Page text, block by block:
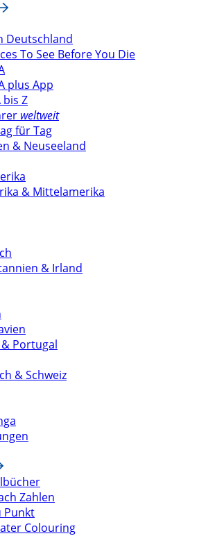
Deutschland
To See Before You Die
plus App
bis Z
weltweit
für Tag
& Neuseeland
& Mittelamerika
& Irland
Portugal
& Schweiz
Zahlen
Punkt
Colouring